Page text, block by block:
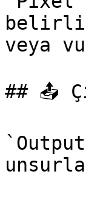
belirli
veya
## 📤